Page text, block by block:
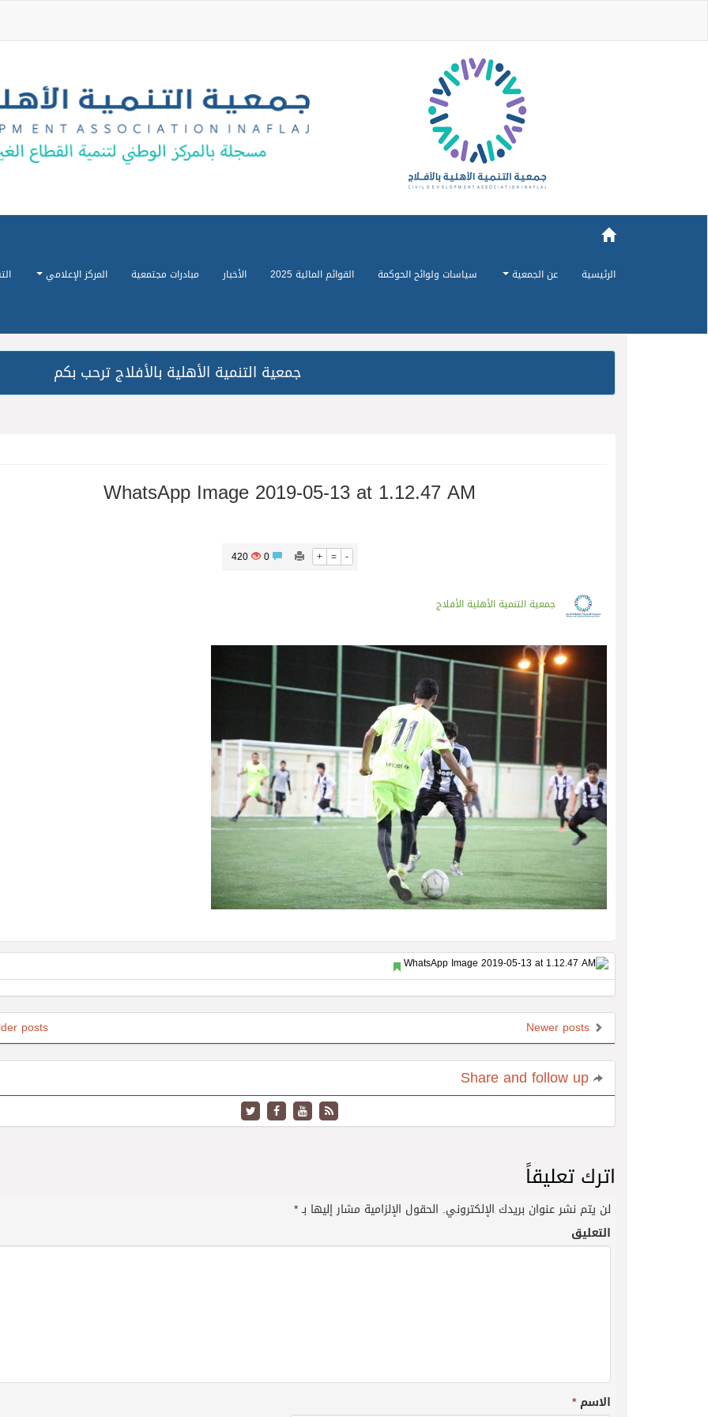
الرئيسية عن الجمعية سياسات ولوائح الحوكمة القوائم المالية 2025 الأخبار مبادرات مجتمعية المركز الإعلامي
جمعية التنمية الأهلية بالأفلاج ترحب بكم
WhatsApp Image 2019-05-13 at 1.12.47 AM
+ = -
0
420
جمعية التنمية الأهلية الأفلاج
posts
اترك تعليقاً
لن يتم نشر عنوان بريدك الإلكتروني. الحقول الإلزامية مشار إليها بـ*
التعليق
الاسم*